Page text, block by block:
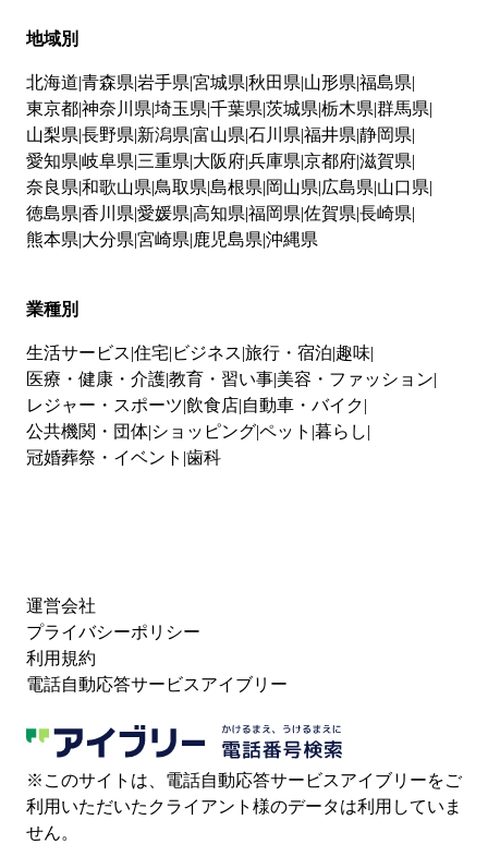
地域別
北海道 青森県 岩手県 宮城県 秋田県 山形県 福島県
東京都神奈川県 埼玉県 千葉県 茨城県 栃木県 群馬県
山梨県 長野県 新潟県 富山県 石川県 福井県 静岡県
愛知県 岐阜県 三重県 大阪府兵庫県 京都府滋賀県
奈良県 和歌山県 鳥取県 島根県 岡山県 広島県 山口県
徳島県 香川県 愛媛県 高知県 福岡県 佐賀県 長崎県
熊本県 大分県 宮崎県 鹿児島県 沖縄県
業種別
生活サービス 住宅 ビジネス 旅行・宿泊 趣味
医療・健康・介護教育・習い事 美容・ファッション
レジャー・スポーツ 飲食店 自動車・バイク
公共機関・団体 ショッピングペット 暮らし
冠婚葬祭・イベント 歯科
運営会社
プライバシーポリシー
利用規約
電話自動応答サービスアイブリー
※このサイトは、電話自動応答サービスアイブリーをご
利用いただいたクライアント様のデータは利用していま
せん。